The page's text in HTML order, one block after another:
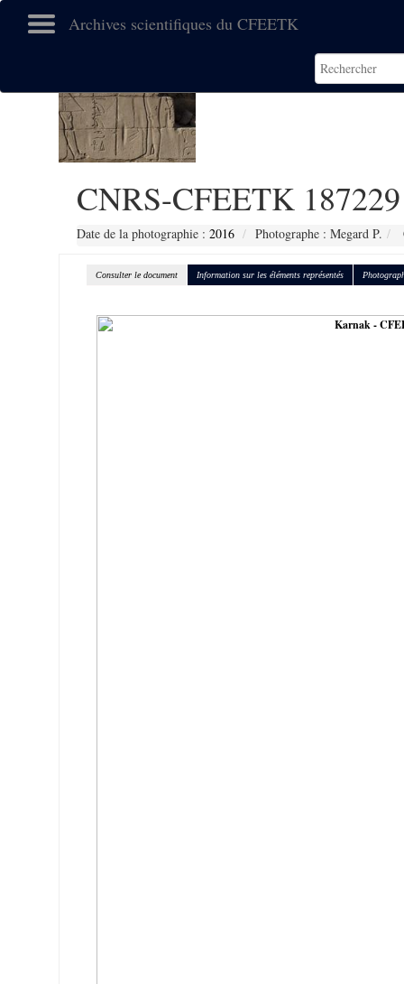
Archives scientifiques du CFEETK
CNRS-CFEETK 187229
Date de la photographie : 2016 Photographe : Megard P.
Consulter le document Information sur les éléments représentés